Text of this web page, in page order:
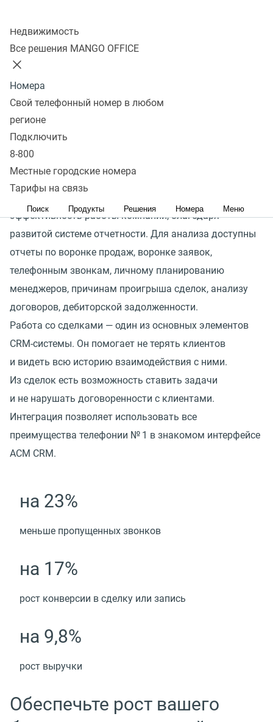
Недвижимость
Все решения MANGO OFFICE
Номера
Свой телефонный номер в любом
регионе
Подключить
8-800
Местные городские номера
Тарифы на связь
Поиск Продукты Решения Номера Меню
АСМ CRM — это модуль с функционалом CRM-системы,
который встраивается в базу 1С:Предприятие 8 в виде
независимой подсистемы.
Расширение АСМ CRM позволяет в 1 клик получить
доступ к ближайшим задачам, обращениям и всей
коммуникации с клиентами
встречи), сделкам, заявкам, личному планированию.
эффективность работы компании, благодаря
развитой системе отчетности. Для анализа доступны
отчеты по воронке продаж, воронке заявок,
телефонным звонкам, личному планированию
менеджеров, причинам проигрыша сделок, анализу
договоров, дебиторской задолженности.
Работа со сделками — один из основных элементов
CRM-системы. Он помогает не терять клиентов
и видеть всю историю взаимодействия с ними.
Из сделок есть возможность ставить задачи
и не нарушать договоренности с клиентами.
Интеграция позволяет использовать все
преимущества телефонии № 1 в знакомом интерфейсе
АСМ CRM.
на 23%
меньше пропущенных звонков
на 17%
рост конверсии в сделку или запись
на 9,8%
рост выручки
Обеспечьте рост вашего